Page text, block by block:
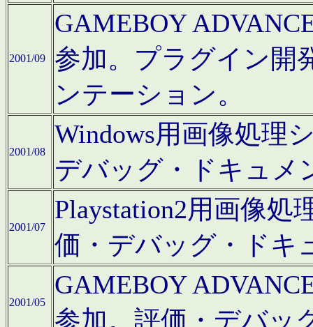
2001/09
GAMEBOY
参加。プラグイン開
ンテーション。
2001/08
Windows用画像処理
デバッグ・ドキュメ
2001/07
Playstation2用画像
価・デバッグ・ドキ
2001/05
GAMEBOY
参加。評価・デバッ